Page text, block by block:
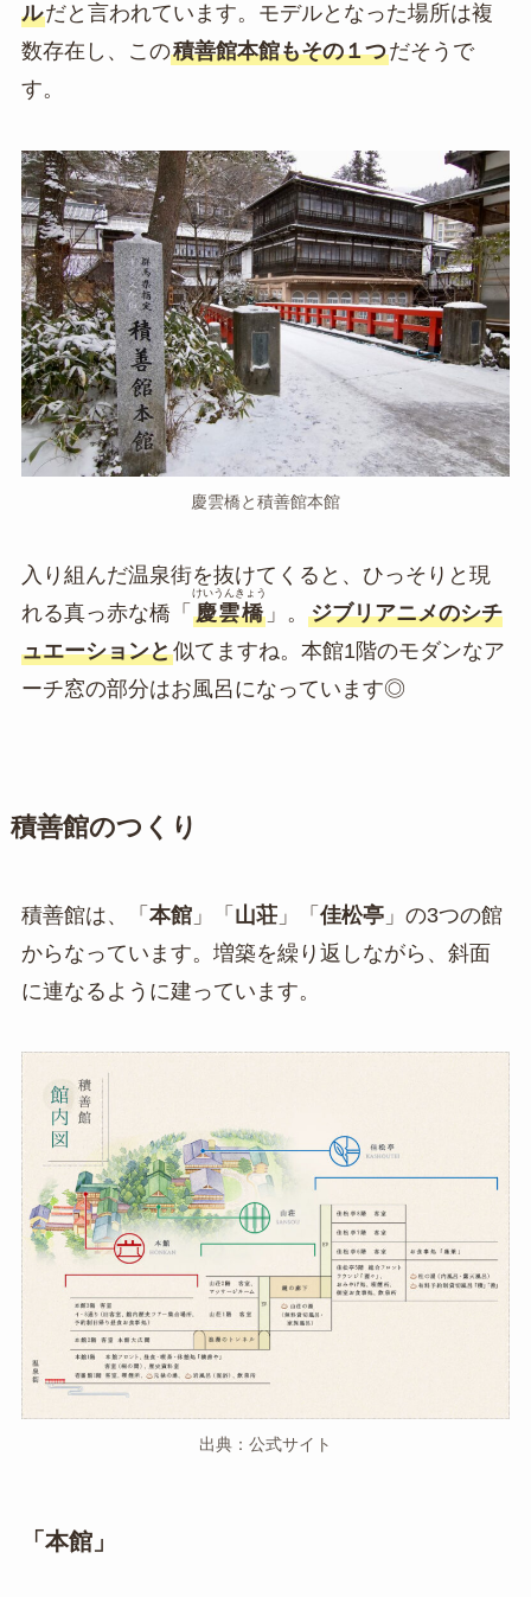
ルだと言われています。モデルとなった場所は複
数存在し、この積善館本館もその１つだそうで
す。
慶雲橋と積善館本館
入り組んだ温泉街を抜けてくると、ひっそりと現
れる真っ赤な橋「 慶雲橋
けいうんきょう
」。 ジブリアニメのシチ
ュエーションと似てますね。本館1階のモダンなア
ーチ窓の部分はお風呂になっています◎
積善館のつくり
積善館は、「 本館」「 山荘」「 佳松亭」の3つの館
からなっています。増築を繰り返しながら、斜面
に連なるように建っています。
出典：公式サイト
「本館」